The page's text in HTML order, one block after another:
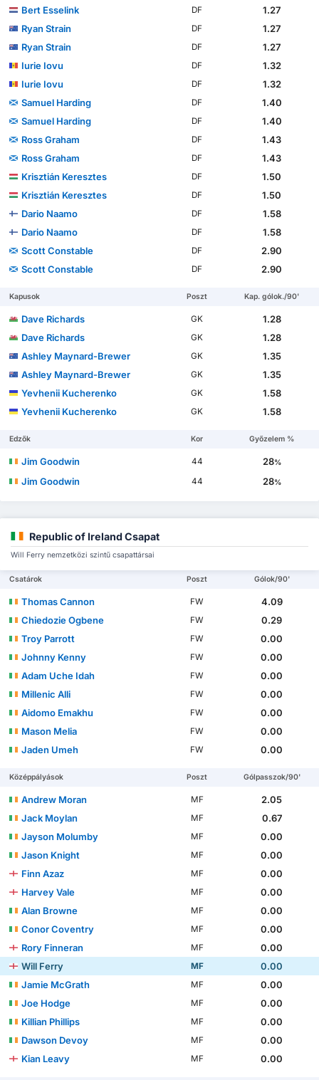
Bert Esselink DF
1.27
Ryan Strain
DF
1.27
Ryan Strain
DF
1.27
Iurie Iovu
DF
1.32
Iurie Iovu
DF
1.32
Samuel Harding
DF
1.40
Samuel Harding
DF
1.40
Ross Graham
DF
1.43
Ross Graham
DF
1.43
Krisztián Keresztes
DF
1.50
Krisztián Keresztes
DF
1.50
Dario Naamo
DF
1.58
Dario Naamo
DF
1.58
Scott Constable
DF
2.90
Scott Constable
DF 2.90
Kapusok Poszt Kap. gólok./90'
Dave Richards GK
1.28
Dave Richards
GK
1.28
Ashley Maynard-Brewer
GK
1.35
Ashley Maynard-Brewer
GK
1.35
Yevhenii Kucherenko
GK
1.58
Yevhenii Kucherenko
GK 1.58
Edzők Kor Győzelem %
Jim Goodwin 44 28%
Jim Goodwin 44 28%
Republic of Ireland Csapat
Will Ferry nemzetközi szintű csapattársai
Csatárok Poszt Gólok/90'
Thomas Cannon FW
4.09
Chiedozie Ogbene
FW
0.29
Troy Parrott
FW
0.00
Johnny Kenny
FW
0.00
Adam Uche Idah
FW
0.00
Millenic Alli
FW
0.00
Aidomo Emakhu
FW
0.00
Mason Melia
FW
0.00
Jaden Umeh
FW 0.00
Középpályások Poszt Gólpasszok/90'
Andrew Moran MF
2.05
Jack Moylan
MF
0.67
Jayson Molumby
MF
0.00
Jason Knight
MF
0.00
Finn Azaz
MF
0.00
Harvey Vale
MF
0.00
Alan Browne
MF
0.00
Conor Coventry
MF
0.00
Rory Finneran
MF
0.00
Will Ferry
MF
0.00
Jamie McGrath
MF
0.00
Joe Hodge
MF
0.00
Killian Phillips
MF
0.00
Dawson Devoy
MF
0.00
Kian Leavy
MF 0.00